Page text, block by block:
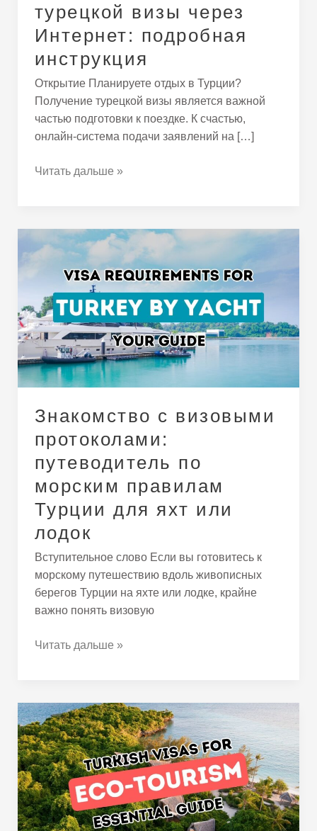
турецкой визы через
Интернет: подробная
инструкция
Открытие Планируете отдых в Турции?
Получение турецкой визы является важной
частью подготовки к поездке. К счастью,
онлайн-система подачи заявлений на […]
Читать дальше »
Знакомство с визовыми
протоколами:
путеводитель по
морским правилам
Турции для яхт или
лодок
Вступительное слово Если вы готовитесь к
морскому путешествию вдоль живописных
берегов Турции на яхте или лодке, крайне
важно понять визовую
Знакомство
с
визовыми
протоколами:
путеводитель
по
морским
правилам
Турции
яхт
лодок
Читать дальше »
Изучение
экотуризма
и
природы
в
Турции:
визовое